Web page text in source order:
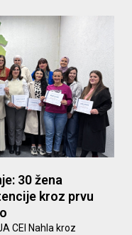
30 žena
kroz prvu
CEI Nahla kroz